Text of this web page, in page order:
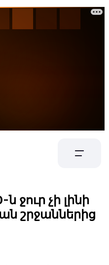
ջուր չի լինի
շրջաններից